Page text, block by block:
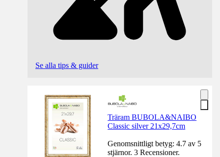
Se alla tips & guider
Träram BUBOLA&NAIBO
Classic silver 21x29,7cm
Genomsnittligt betyg: 4.7 av 5
stjärnor. 3 Recensioner.